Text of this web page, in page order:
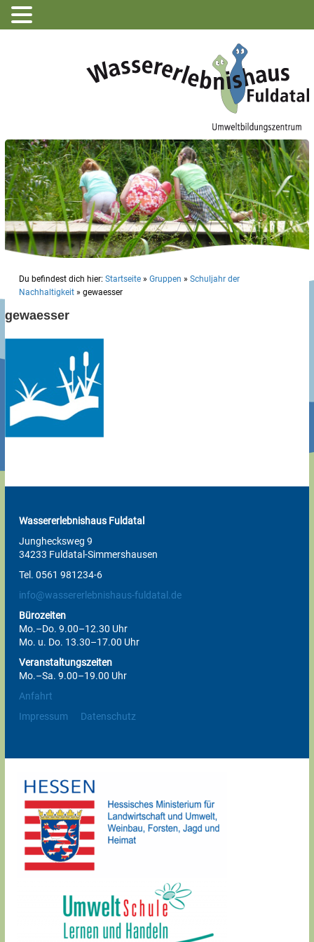
Du befindest dich hier: Startseite » Gruppen » Schuljahr der
Nachhaltigkeit » gewaesser
gewaesser
Wassererlebnishaus Fuldatal
Junghecksweg 9
34233 Fuldatal-Simmershausen
Tel. 0561 981234-6
info@wassererlebnishaus-fuldatal.de
Bürozeiten
Mo.–Do. 9.00–12.30 Uhr
Mo. u. Do. 13.30–17.00 Uhr
Veranstaltungszeiten
Mo.–Sa. 9.00–19.00 Uhr
Anfahrt
Impressum
Datenschutz